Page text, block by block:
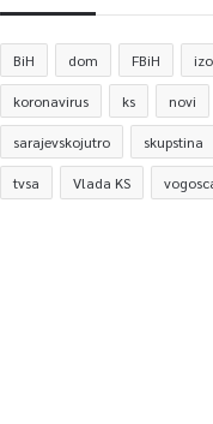
BiH dom FBiH
koronavirus ks novi
sarajevskojutro skupstina
tvsa Vlada KS